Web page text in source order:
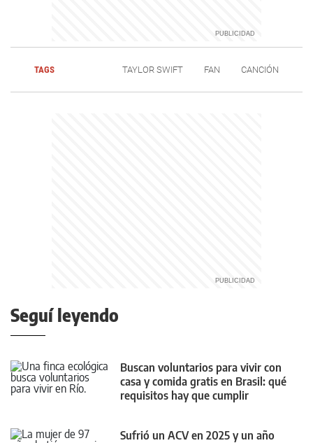
TAGS TAYLOR SWIFT FAN CANCIÓN
Seguí leyendo
Buscan voluntarios para vivir con
casa y comida gratis en Brasil: qué
requisitos hay que cumplir
Sufrió un ACV en 2025 y un año